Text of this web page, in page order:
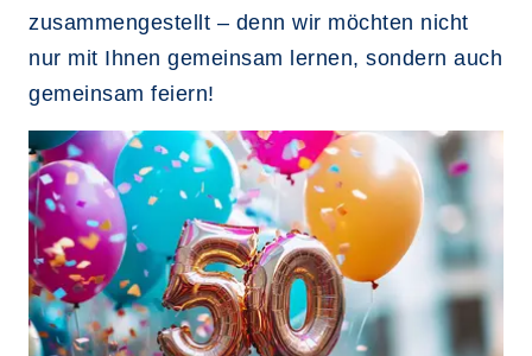
zusammengestellt – denn wir möchten nicht
nur mit Ihnen gemeinsam lernen, sondern auch
gemeinsam feiern!